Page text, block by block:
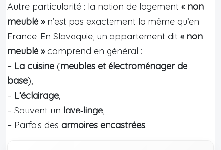
Autre particularité : la notion de logement « non
meublé »n’est pas exactement la même qu’en
France. En Slovaquie, un appartement dit « non
meublé »comprend en général :
– La cuisine (meubles et électroménager de
base),
– L’éclairage,
– Souvent un lave‑linge,
– Parfois des armoires encastrées.